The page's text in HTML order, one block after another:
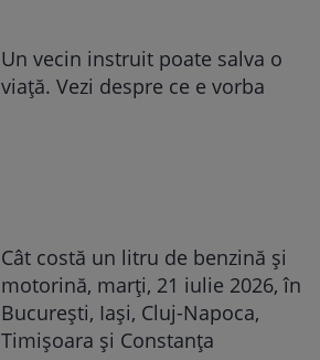
Un vecin instruit poate salva o
viață. Vezi despre ce e vorba
Cât costă un litru de benzină și
motorină, marți, 21 iulie 2026, în
București, Iași, Cluj-Napoca,
Timișoara și Constanța